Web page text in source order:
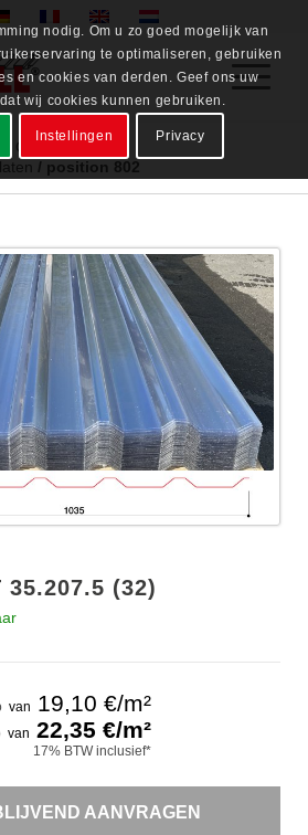
Opslag
/ position 802
35.207.5 (32)
van 19,10 €/m²
van 22,35 €/m²
17% BTW inclusief*
AANVRAGEN
nodig. Om u zo goed mogelijk van
te optimaliseren, gebruiken
en cookies van derden. Geef ons uw
wij cookies kunnen gebruiken.
Instellingen Privacy